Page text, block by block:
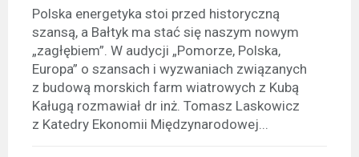
Polska energetyka stoi przed historyczną
szansą, a Bałtyk ma stać się naszym nowym
„zagłębiem”. W audycji „Pomorze, Polska,
Europa” o szansach i wyzwaniach związanych
z budową morskich farm wiatrowych z Kubą
Kaługą rozmawiał dr inż. Tomasz Laskowicz
z Katedry Ekonomii Międzynarodowej...